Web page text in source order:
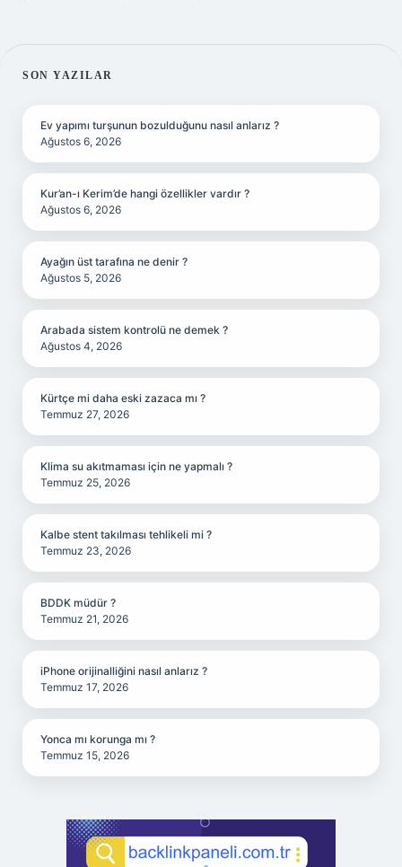
SIDEBAR
SON YAZILAR
Ev yapımı turşunun bozulduğunu nasıl anlarız ?
Ağustos 6, 2026
Kur’an-ı Kerim’de hangi özellikler vardır ?
Ağustos 6, 2026
Ayağın üst tarafına ne denir ?
Ağustos 5, 2026
Arabada sistem kontrolü ne demek ?
Ağustos 4, 2026
Kürtçe mi daha eski zazaca mı ?
Temmuz 27, 2026
Klima su akıtmaması için ne yapmalı ?
Temmuz 25, 2026
Kalbe stent takılması tehlikeli mi ?
Temmuz 23, 2026
BDDK müdür ?
Temmuz 21, 2026
iPhone orijinalliğini nasıl anlarız ?
Temmuz 17, 2026
Yonca mı korunga mı ?
Temmuz 15, 2026